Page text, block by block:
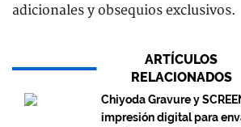
adicionales y obsequios exclusivos.
ARTÍCULOS
RELACIONADOS
Chiyoda Gravure y
impresión digital para